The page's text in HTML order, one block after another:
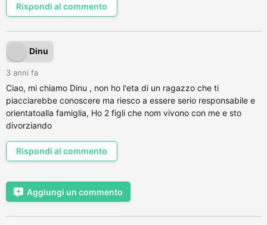
Rispondi al commento
Dinu
3 anni fa
Ciao, mi chiamo Dinu , non ho l'eta di un ragazzo che ti
piacciarebbe conoscere ma riesco a essere serio responsabile e
orientatoalla famiglia, Ho 2 figli che nom vivono con me e sto
divorziando
Rispondi al commento
Aggiungi un commento